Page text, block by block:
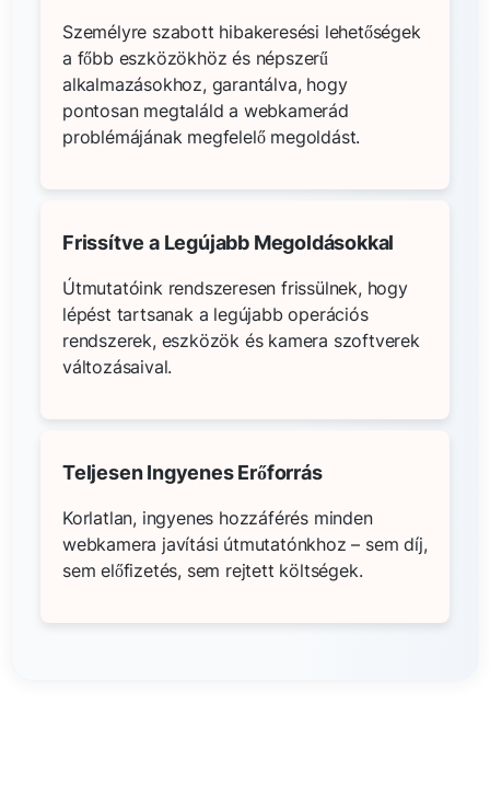
Személyre szabott hibakeresési lehetőségek
a főbb eszközökhöz és népszerű
alkalmazásokhoz, garantálva, hogy
pontosan megtaláld a webkamerád
problémájának megfelelő megoldást.
Frissítve a Legújabb Megoldásokkal
Útmutatóink rendszeresen frissülnek, hogy
lépést tartsanak a legújabb operációs
rendszerek, eszközök és kamera szoftverek
változásaival.
Teljesen Ingyenes Erőforrás
Korlatlan, ingyenes hozzáférés minden
webkamera javítási útmutatónkhoz – sem díj,
sem előfizetés, sem rejtett költségek.